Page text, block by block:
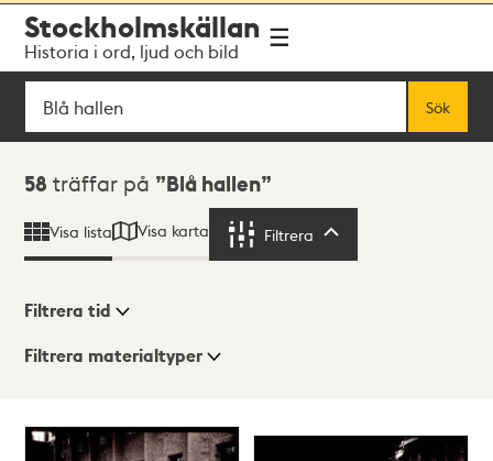
navigationen
huvudinnehållet
Stockholmskällan
Historia i ord, ljud och bild
Sök
Sök
Sökresultat
58 träffar på Blå hallen
Visa lista Visa karta Filtrera
Visningsläge
ListaKarta
Filtrera tid
Filtrera materialtyper
träffar